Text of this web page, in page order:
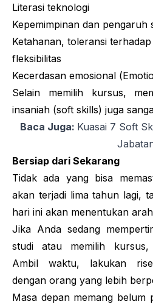
Literasi teknologi
Kepemimpinan dan pengaruh
Ketahanan, toleransi
fleksibilitas
Kecerdasan emosional (
Selain memilih kursus,
insaniah (soft skills) juga
Baca Juga: Kuasai 7 Soft
Bersiap dari Sekarang
Tidak ada yang bisa
akan terjadi lima tahun lagi,
hari ini akan menentukan
Jika Anda sedang
studi atau memilih
Ambil waktu, lakukan
dengan orang yang lebih
Masa depan memang belum